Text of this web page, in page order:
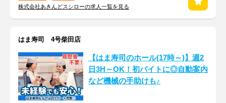
株式会社あきんどスシローの求人一覧を見る
はま寿司 4号柴田店
【はま寿司のホール(17時～)】週2
日3H～OK！初バイトに◎自動案内
など機械の手助けも♪